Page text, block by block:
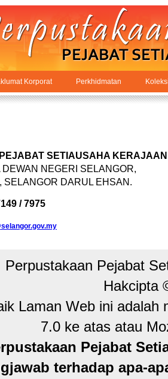
Korporat Perkhidmatan
SETIAUSAHA
NEGERI SELANGOR,
SELANGOR DARUL EHSAN.
/ 7975
Perpustakaan Pejabat
Hakcipta
Laman Web ini
7.0 ke atas atau
Pejabat
terhadap apa-